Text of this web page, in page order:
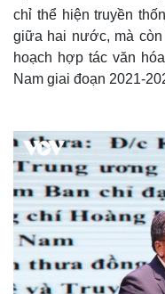
chỉ thể hiện truyền
giữa hai nước, mà
hoạch hợp tác văn
Nam giai đoạn 2021-